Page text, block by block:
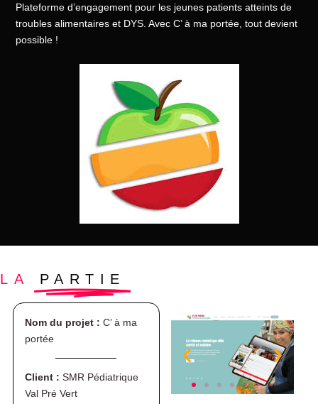
Plateforme d’engagement pour les jeunes patients atteints de
troubles alimentaires et DYS. Avec C’ à ma portée, tout devient
possible !
LA PARTIE
Nom du projet :C’ à ma
portée
Client : SMR Pédiatrique
Val Pré Vert